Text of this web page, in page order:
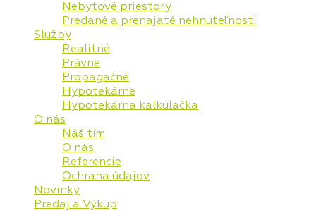
Nebytové priestory
Predané a prenajaté nehnuteľnosti
Služby
Realitné
Právne
Propagačné
Hypotekárne
Hypotekárna kalkulačka
O nás
Náš tím
O nás
Referencie
Ochrana údajov
Novinky
Predaj a Výkup